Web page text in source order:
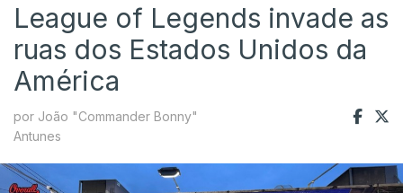
League of Legends invade as
ruas dos Estados Unidos da
América
por João "Commander Bonny"
Antunes